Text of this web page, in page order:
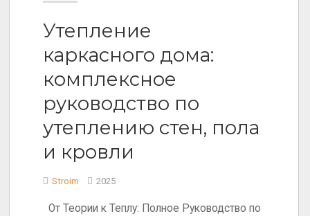
Утепление
каркасного дома:
комплексное
руководство по
утеплению стен, пола
и кровли
Stroim 2025
От Теории к Теплу: Полное Руководство по